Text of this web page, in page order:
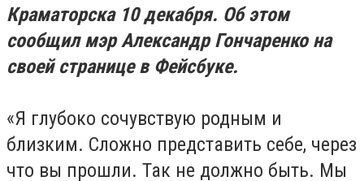
Краматорска 10 декабря. Об этом
сообщил мэр Александр Гончаренко на
своей странице в Фейсбуке.
«Я глубоко сочувствую родным и
близким. Сложно представить себе, через
что вы прошли. Так не должно быть. Мы